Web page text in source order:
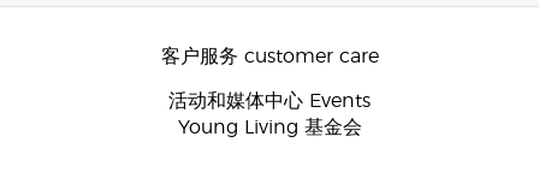
客户服务 customer care
活动和媒体中心 Events
Young Living 基金会